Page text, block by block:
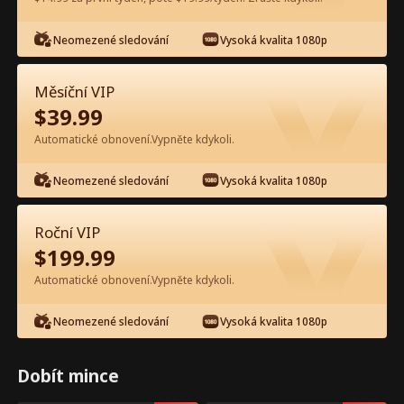
Sledujte zdarma v aplikaci
Epizoda 102 - Dvojčata šéfa chtí
maminku zpět Celý film
Neomezené sledování Vysoká kvalita 1080p
Měsíční VIP
$39.99
Automatické obnovení.Vypněte kdykoli.
Neomezené sledování Vysoká kvalita 1080p
Roční VIP
$199.99
Automatické obnovení.Vypněte kdykoli.
Neomezené sledování Vysoká kvalita 1080p
Dobít mince